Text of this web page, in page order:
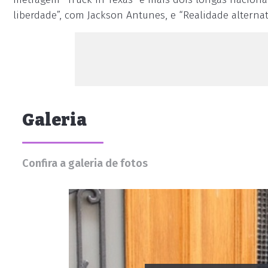
liberdade”, com Jackson Antunes, e “Realidade
Galeria
Confira a galeria de fotos